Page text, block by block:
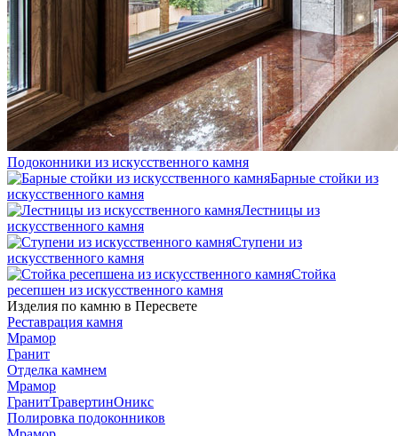
Подоконники из искусственного камня
Барные стойки из
искусственного камня
Лестницы из
искусственного камня
Ступени из
искусственного камня
Стойка
ресепшен из искусственного камня
Изделия по камню в Пересвете
Реставрация камня
Мрамор
Гранит
Отделка камнем
Мрамор
ГранитТравертинОникс
Полировка подоконников